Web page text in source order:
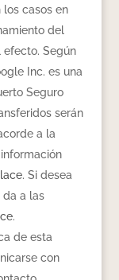
casos en
del
Según
Inc. es una
Seguro
serán
a la
. Si desea
da a las
.
de esta
con